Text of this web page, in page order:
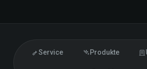
Service Produkte